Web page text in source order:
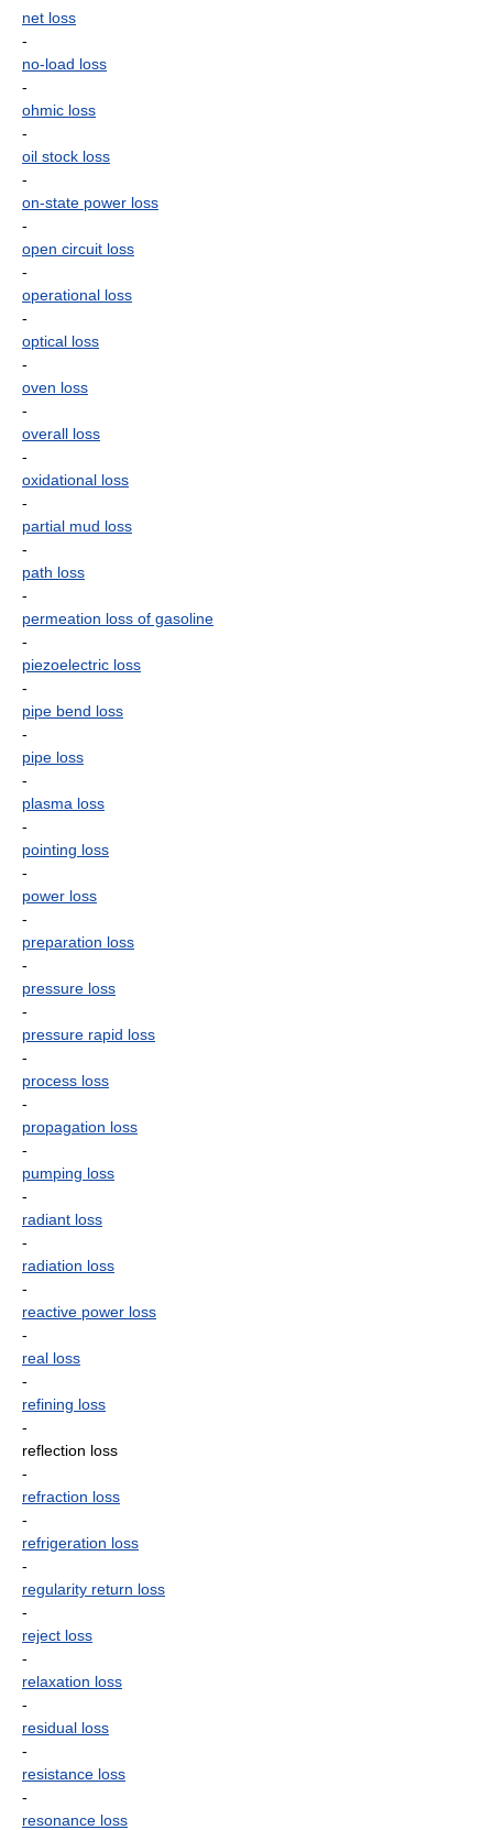
net loss
-
no-load loss
-
ohmic loss
-
oil stock loss
-
on-state power loss
-
open circuit loss
-
operational loss
-
optical loss
-
oven loss
-
overall loss
-
oxidational loss
-
partial mud loss
-
path loss
-
permeation loss of gasoline
-
piezoelectric loss
-
pipe bend loss
-
pipe loss
-
plasma loss
-
pointing loss
-
power loss
-
preparation loss
-
pressure loss
-
pressure rapid loss
-
process loss
-
propagation loss
-
pumping loss
-
radiant loss
-
radiation loss
-
reactive power loss
-
real loss
-
refining loss
-
reflection loss
-
refraction loss
-
refrigeration loss
-
regularity return loss
-
reject loss
-
relaxation loss
-
residual loss
-
resistance loss
-
resonance loss